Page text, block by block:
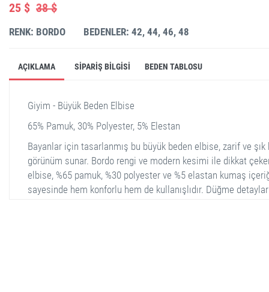
25 $ 38 $
RENK: BORDO BEDENLER: 42, 44, 46, 48
AÇIKLAMA SIPARIŞ BILGISI BEDEN TABLOSU
Giyim - Büyük Beden Elbise
65% Pamuk, 30% Polyester, 5% Elestan
Bayanlar için tasarlanmış bu büyük beden elbise, zarif ve şık
görünüm sunar. Bordo rengi ve modern kesimi ile dikkat
elbise, %65 pamuk, %30 polyester ve %5 elastan kumaş
sayesinde hem konforlu hem de kullanışlıdır. Düğme